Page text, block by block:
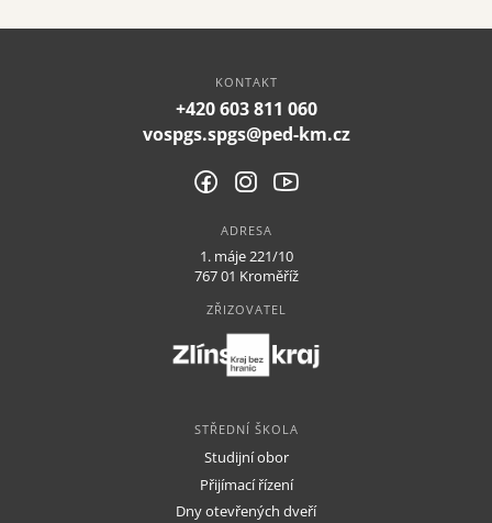
KONTAKT
+420 603 811 060
vospgs.spgs@ped-km.cz
ADRESA
1. máje 221/10
767 01 Kroměříž
ZŘIZOVATEL
STŘEDNÍ ŠKOLA
Studijní obor
Přijímací řízení
Dny otevřených dveří